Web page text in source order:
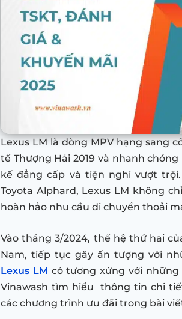
Lexus LM là dòng MPV hạng sang
tế Thượng Hải 2019 và nhanh
kế đẳng cấp và tiện nghi vượt
Toyota Alphard, Lexus LM không
hoàn hảo nhu cầu di chuyển thoải
Vào tháng 3/2024, thế hệ thứ hai
Nam, tiếp tục gây ấn tượng với
Lexus LM có tương xứng với
Vinawash tìm hiểu thông tin chi
các chương trình ưu đãi trong bài